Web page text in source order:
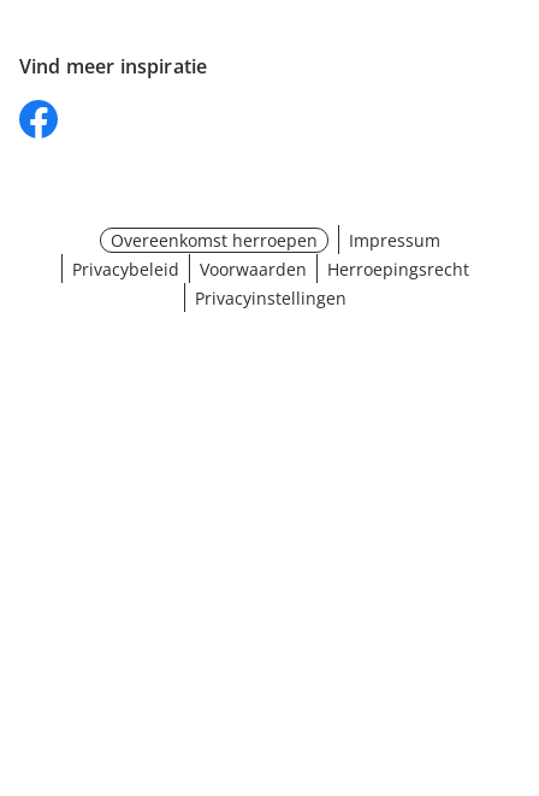
Vind meer inspiratie
Overeenkomst herroepen
Impressum
Privacybeleid
Voorwaarden
Herroepingsrecht
Privacyinstellingen